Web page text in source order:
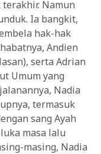
Namun
Ia bangkit,
hak-hak
Andien
serta Adrian
Umum yang
Nadia
termasuk
sang Ayah
masa lalu
masing, Nadia